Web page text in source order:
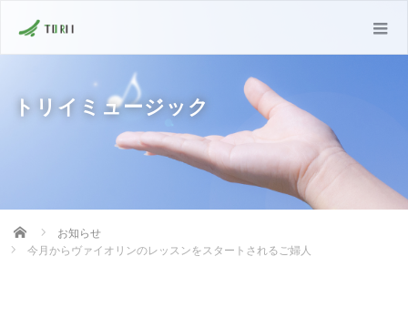
トリイミュージック
Home
お知らせ
今月からヴァイオリンのレッスンをスタートされるご婦人